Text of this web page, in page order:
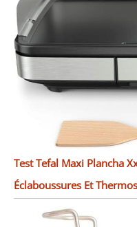
Test Tefal Maxi Plancha
Éclaboussures Et